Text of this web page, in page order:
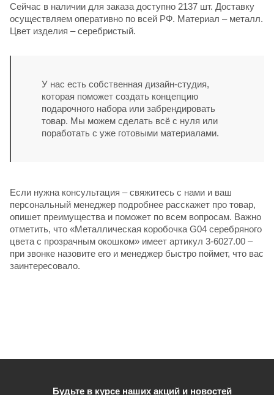
Сейчас в наличии для заказа доступно 2137 шт. Доставку
осуществляем оперативно по всей РФ. Материал – металл.
Цвет изделия – серебристый.
У нас есть собственная дизайн-студия,
которая поможет создать концепцию
подарочного набора или забрендировать
товар. Мы можем сделать всё с нуля или
поработать с уже готовыми материалами.
Если нужна консультация – свяжитесь с нами и ваш
персональный менеджер подробнее расскажет про товар,
опишет преимущества и поможет по всем вопросам. Важно
отметить, что «Металлическая коробочка G04 серебряного
цвета с прозрачным окошком» имеет артикул 3-6027.00 –
при звонке назовите его и менеджер быстро поймет, что вас
заинтересовало.
Будьте в курсе наших акций и новостей